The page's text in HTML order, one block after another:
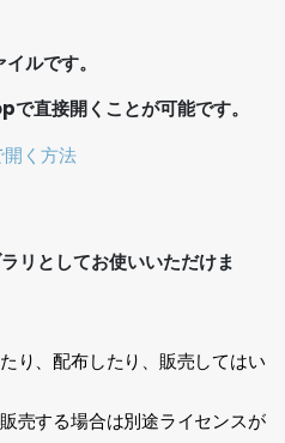
ルです。
直接開くことが可能です。
く方法
リとしてお使いいただけま
り、配布したり、販売してはい
売する場合は別途ライセンスが